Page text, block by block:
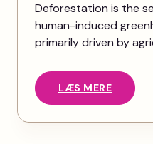
Deforestation is the
human-induced
primarily driven by
LÆS MERE